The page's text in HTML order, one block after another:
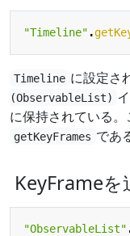
"Timeline" .
Timeline に設定さ
(ObservableList)
に保持されている。
getKeyFrames であ
KeyFrameを
"ObservableList"